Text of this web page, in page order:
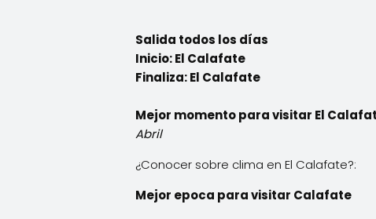
Salida todos los días
Inicio: El Calafate
Finaliza: El Calafate
Mejor momento para visitar El
Abril
¿Conocer sobre clima en El Calafate?:
Mejor epoca para visitar Calafate